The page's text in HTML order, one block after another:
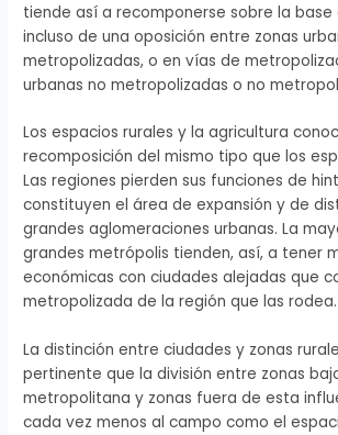
tiende así a recomponerse sobre la base
incluso de una oposición entre zonas
metropolizadas, o en vías de
urbanas no metropolizadas o no
Los espacios rurales y la agricultura
recomposición del mismo tipo que los
Las regiones pierden sus funciones de
constituyen el área de expansión y de
grandes aglomeraciones urbanas. La
grandes metrópolis tienden, así, a tener
económicas con ciudades alejadas que
metropolizada de la región que las rodea.
La distinción entre ciudades y zonas
pertinente que la división entre zonas
metropolitana y zonas fuera de esta
cada vez menos al campo como el